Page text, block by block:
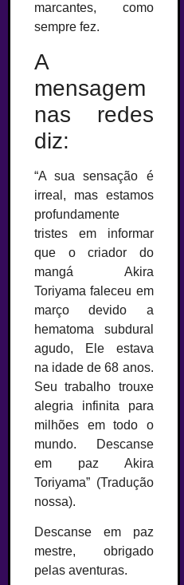
marcantes, como
sempre fez.
A
mensagem
nas redes
diz:
“A sua sensação é
irreal, mas estamos
profundamente
tristes em informar
que o criador do
mangá Akira
Toriyama faleceu em
março devido a
hematoma subdural
agudo, Ele estava
na idade de 68 anos.
Seu trabalho trouxe
alegria infinita para
milhões em todo o
mundo. Descanse
em paz Akira
Toriyama” (Tradução
nossa).
Descanse em paz
mestre, obrigado
pelas aventuras.